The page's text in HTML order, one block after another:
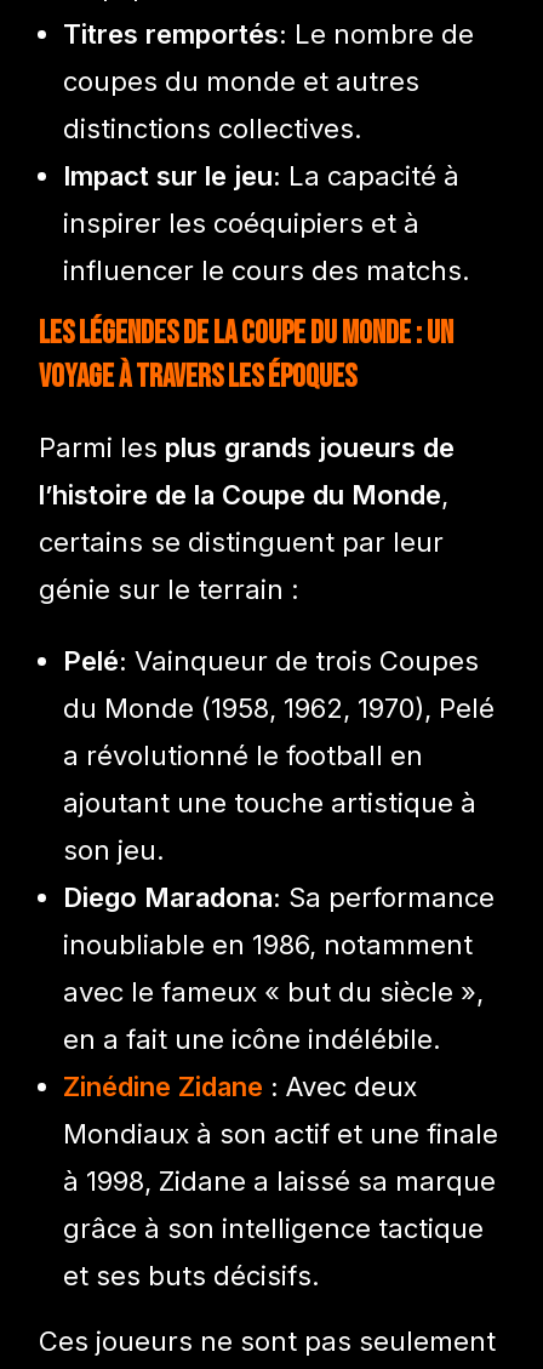
Titres remportés: Le nombre de
coupes du monde et autres
distinctions collectives.
Impact sur le jeu: La capacité à
inspirer les coéquipiers et à
influencer le cours des matchs.
Les Légendes de la Coupe du Monde : Un
Voyage à Travers les Époques
Parmi les plus grands joueurs de
l’histoire de la Coupe du Monde,
certains se distinguent par leur
génie sur le terrain :
Pelé: Vainqueur de trois Coupes
du Monde (1958, 1962, 1970), Pelé
a révolutionné le football en
ajoutant une touche artistique à
son jeu.
Diego Maradona: Sa performance
inoubliable en 1986, notamment
avec le fameux « but du siècle »,
en a fait une icône indélébile.
Zinédine Zidane : Avec deux
Mondiaux à son actif et une finale
à 1998, Zidane a laissé sa marque
grâce à son intelligence tactique
et ses buts décisifs.
Ces joueurs ne sont pas seulement